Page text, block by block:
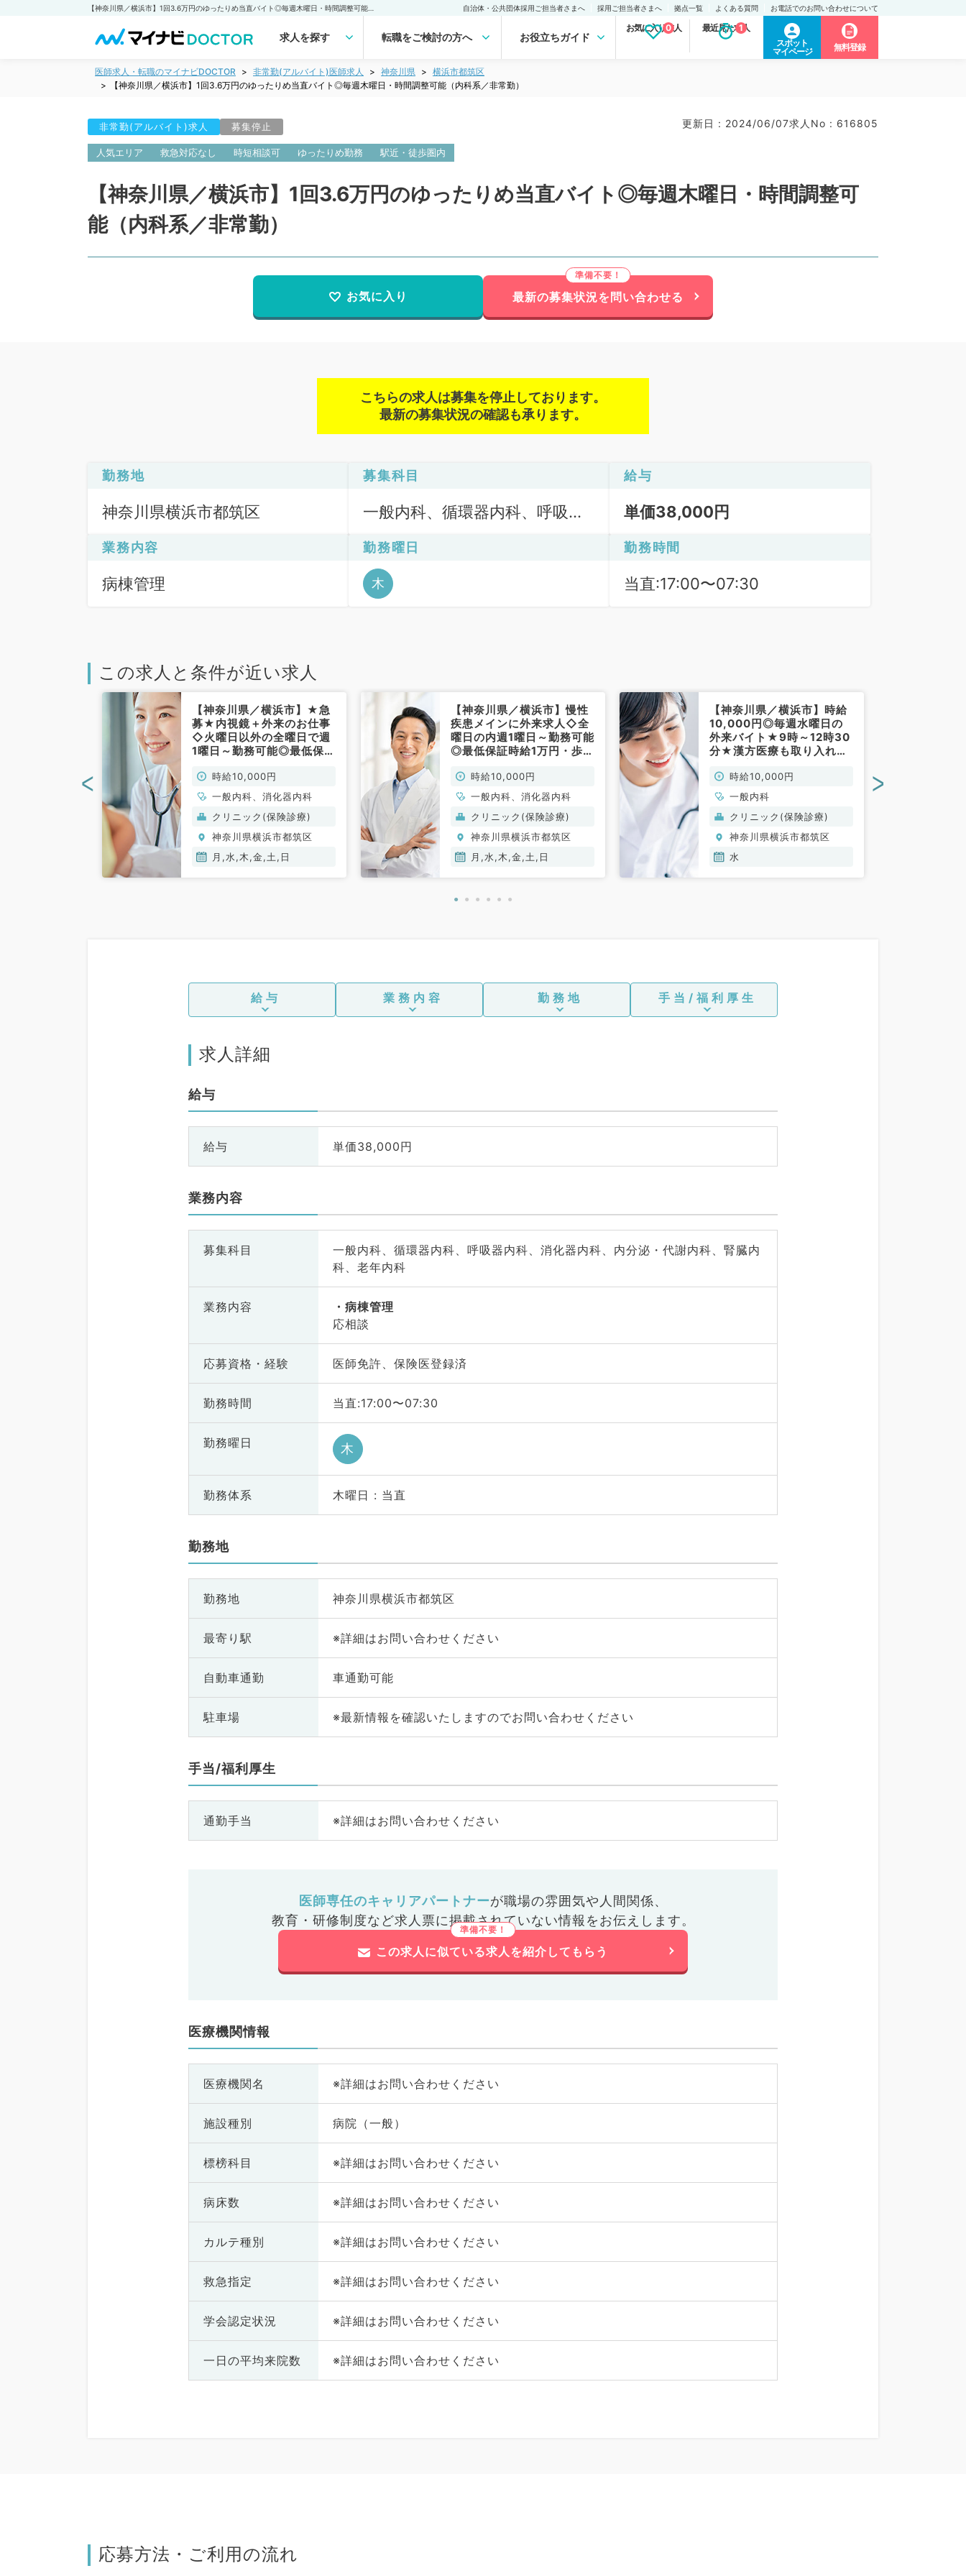
自治体・公共団体採用ご担当者さまへ 採用ご担当者さまへ 拠点一覧 よくある質問 お電話でのお問い合わせについて
求人を探す 転職をご検討の方へ お役立ちガイド
お気に入り求人
0 最近見た求人
1
スポット
マイページ
無料登録
医師求人・転職のマイナビDOCTOR 非常勤(アルバイト)医師求人 神奈川県
横浜市都筑区
【神奈川県／横浜市】1回3.6万円のゆったりめ当直バイト◎毎週木曜日・時間調整可能（内科系／非常勤）
非常勤(アルバイト)求人 募集停止 更新日 : 2024/06/07求人No : 616805
人気エリア 救急対応なし 時短相談可 ゆったりめ勤務 駅近・徒歩圏内
【神奈川県／横浜市】1回3.6万円のゆったりめ当直バイト◎毎週木曜日・時間調整可
能（内科系／非常勤）
お気に入り 最新の募集状況を問い合わせる
こちらの求人は募集を停止しております。
最新の募集状況の確認も承ります。
勤務地
神奈川県横浜市都筑区
募集科目
一般内科、循環器内科、呼吸器
謝内科、腎臓内科、老年内科
給与
単価38,000円
業務内容
病棟管理
勤務曜日
木
勤務時間
当直:17:00〜07:30
この求人と条件が近い求人
【神奈川県／横浜市】★急
募★内視鏡＋外来のお仕事
◇火曜日以外の全曜日で週
1曜日～勤務可能◎最低保証
器内科・消化器外科／非常
勤）
時給10,000円
一般内科、消化器内科
クリニック(保険診療)
神奈川県横浜市都筑区
月,水,木,金,土,日
【神奈川県／横浜市】慢性
疾患メインに外来求人◇全
曜日の内週1曜日～勤務可能
◎最低保証時給1万円・歩合
ります（内科系外科系／非
常勤）
時給10,000円
一般内科、消化器内科
クリニック(保険診療)
神奈川県横浜市都筑区
月,水,木,金,土,日
【神奈川県／横浜市】時給
10,000円◎毎週水曜日の
外来バイト★9時～12時30
分★漢方医療も取り入れた
内科／非常勤）
時給10,000円
一般内科
クリニック(保険診療)
神奈川県横浜市都筑区
水
< >
給与 業務内容 勤務地 手当/福利厚生
求人詳細
給与
給与 単価38,000円
業務内容
募集科目
一般内科、循環器内科、呼吸器内科、消化器内科、内分泌・代謝内科、腎臓内
科、老年内科
業務内容
病棟管理
応相談
応募資格・ 経験 医師免許、保険医登録済
勤務時間 当直:17:00〜07:30
勤務曜日 木
勤務体系 木曜日 : 当直
勤務地
勤務地 神奈川県横浜市都筑区
最寄り駅 ※詳細はお問い合わせください
自動車通勤 車通勤可能
駐車場 ※最新情報を確認いたしますのでお問い合わせください
手当/福利厚生
通勤手当 ※詳細はお問い合わせください
医師専任のキャリアパートナーが職場の雰囲気や人間関係、
教育・研修制度など求人票に掲載されていない情報をお伝えします。
この求人に似ている求人を紹介してもらう
医療機関情報
医療機関名 ※詳細はお問い合わせください
施設種別 病院（一般）
標榜科目 ※詳細はお問い合わせください
病床数 ※詳細はお問い合わせください
カルテ種別 ※詳細はお問い合わせください
救急指定 ※詳細はお問い合わせください
学会認定状況 ※詳細はお問い合わせください
一日の平均来院数 ※詳細はお問い合わせください
応募方法・ご利用の流れ